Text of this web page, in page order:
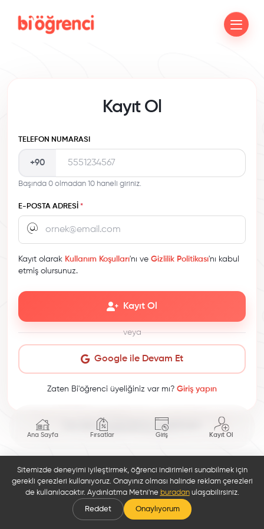
Ana Sayfa Fırsatlar Giriş Kayıt Ol
Kayıt Ol
TELEFON NUMARASI
+90
Başında 0 olmadan 10 haneli giriniz.
E-POSTA ADRESI *
Kayıt olarak Kullanım Koşulları'nı ve Gizlilik Politikası'nı kabul
etmiş olursunuz.
Kayıt Ol
veya
Google ile Devam Et
Zaten Bi'öğrenci üyeliğiniz var mı? Giriş yapın
This site is protected by reCAPTCHA.
Sitemizde deneyimi iyileştirmek, öğrenci indirimleri sunabilmek için
gerekli çerezleri kullanıyoruz. Onayınız olması halinde reklam çerezleri
de kullanılacaktır. Aydınlatma Metni'ne buradanulaşabilirsiniz.
Reddet Onaylıyorum